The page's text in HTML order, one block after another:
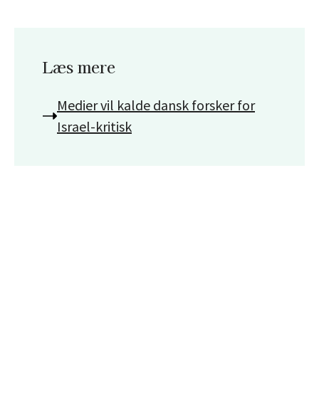
Læs mere
Medier vil kalde dansk forsker for
Israel-kritisk